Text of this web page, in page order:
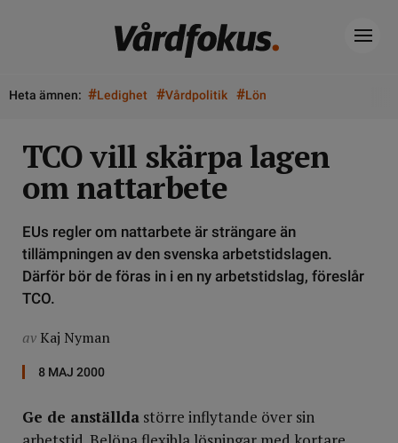
Heta ämnen: #Ledighet #Vårdpolitik #Lön
TCO vill skärpa lagen
om nattarbete
EUs regler om nattarbete är strängare än
tillämpningen av den svenska arbetstidslagen.
Därför bör de föras in i en ny arbetstidslag, föreslår
TCO.
av Kaj Nyman
8 MAJ 2000
Ge de anställda större inflytande över sin